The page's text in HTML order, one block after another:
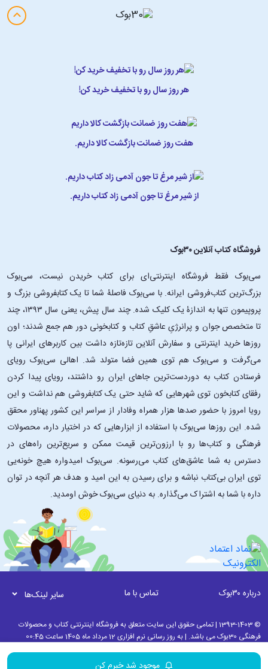
موجود شد خبرم کن
هر روز سال رو با تخفیف خرید کن!
هفت روز ضمانت بازگشت کالا داریم.
از شیر مرغ تا جون آدمی زاد کتاب داریم.
فروشگاه کتاب آنلاین ۳۰بوک
سی‌بوک فقط فروشگاه اینترنتی‌ای برای کتاب خریدن نیست، سی‌بوک
بزرگ‌ترین کتاب‌فروشی ایرانه. با سی‌بوک فاصلۀ شما تا یک کتابفروشی بزرگ و
پروپیمون تنها به اندازۀ یک کلیک شده. چند سال پیش، یعنی سال ۱۳۹۳، چند
تا متخصص جوان و پرانرژیِ عاشقِ کتاب و کتابخونی دور هم جمع شدند؛ اون‌
روزها خرید اینترنتی و سفارش آنلاین تازه‌تازه داشت بین کاربرهای ایرانی پا
می‌گرفت و سی‌بوک هم توی همین فضا متولد شد. اهالی سی‌بوک رویای
فرستادن کتاب به دوردست‌ترین جاهای ایران رو داشتند، رویای پیدا کردن
رفقای کتابخون توی شهرهایی که شاید حتی یک کتابفروشی هم نداشت و این
رویا امروز با حضور صدها هزار همراه وفادار از سراسر این کشور پهناور محقق
شده. این ‌روزها سی‌بوک با استفاده از ابزارهایی که در اختیار داره، محصولات
فرهنگی و کتاب‌ها رو با ارزون‌ترین قیمت ممکن و سریع‌ترین راه‌های در
دسترس به شما عاشق‌های کتاب می‌رسونه. سی‌بوک امیدواره هیچ خونه‌یی
توی ایران بی‌کتاب نباشه و برای رسیدن به این امید و هدف هر آنچه در توان
داره با شما به اشتراک می‌گذاره. به دنیای سی‌بوک خوش اومدید.
درباره ۳۰بوک تماس با ما سایر لینک‌ها
© 1393-1403 | تمامی حقوق این سایت متعلق به فروشگاه اینترنتی کتاب و محصولات
فرهنگی 30بوک می باشد. | به روز رسانی نرم افزاری 12 مرداد ماه 1405 ساعت 00:45